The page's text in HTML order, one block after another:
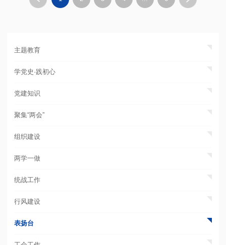
主题教育
学党史·践初心
党建知识
聚集“两会”
组织建设
两学一做
统战工作
行风建设
表扬台